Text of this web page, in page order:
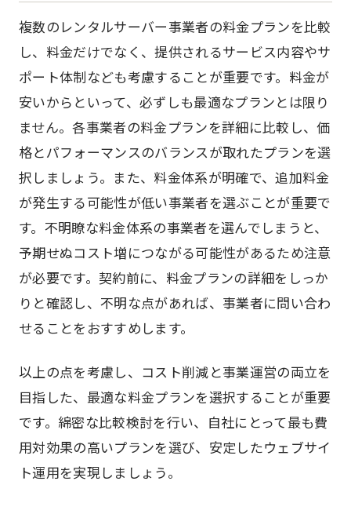
複数のレンタルサーバー事業者の料金プランを比較
し、料金だけでなく、提供されるサービス内容やサ
ポート体制なども考慮することが重要です。料金が
安いからといって、必ずしも最適なプランとは限り
ません。各事業者の料金プランを詳細に比較し、価
格とパフォーマンスのバランスが取れたプランを選
択しましょう。また、料金体系が明確で、追加料金
が発生する可能性が低い事業者を選ぶことが重要で
す。不明瞭な料金体系の事業者を選んでしまうと、
予期せぬコスト増につながる可能性があるため注意
が必要です。契約前に、料金プランの詳細をしっか
りと確認し、不明な点があれば、事業者に問い合わ
せることをおすすめします。
以上の点を考慮し、コスト削減と事業運営の両立を
目指した、最適な料金プランを選択することが重要
です。綿密な比較検討を行い、自社にとって最も費
用対効果の高いプランを選び、安定したウェブサイ
ト運用を実現しましょう。